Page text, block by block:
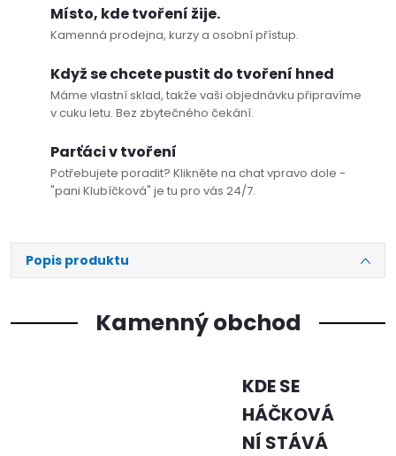
Místo, kde tvoření žije.
Kamenná prodejna, kurzy a osobní přístup.
Když se chcete pustit do tvoření hned
Máme vlastní sklad, takže vaši objednávku připravíme
v cuku letu. Bez zbytečného čekání.
Parťáci v tvoření
Potřebujete poradit? Klikněte na chat vpravo dole -
"pani Klubíčková" je tu pro vás 24/7.
Popis produktu
Kamenný obchod
KDE SE
HÁČKOVÁ
NÍ STÁVÁ